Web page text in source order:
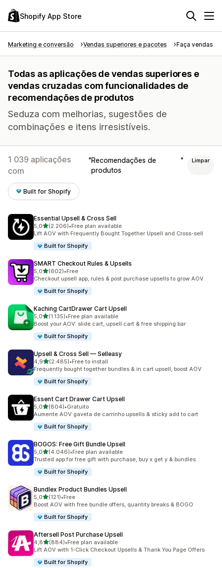
Shopify App Store
Marketing e conversão Vendas superiores e pacotes Faça vendas
Todas as aplicações de vendas superiores e
vendas cruzadas com funcionalidades de
recomendações de produtos
Seduza com melhorias, sugestões de
combinações e itens irresistíveis.
1 039 aplicações
com
Recomendações de
produtos
Limpar
Built for Shopify
Essential Upsell & Cross Sell
5,0de 5 estrelas
(2.206)
2206 total de avaliações
•Free plan available
Lift AOV with Frequently Bought Together Upsell and Cross-sell
Built for Shopify
SMART Checkout Rules & Upsells
5,0de 5 estrelas
(602)
602 total de avaliações
•Free
Checkout upsell app, rules & post purchase upsells to grow AOV
Built for Shopify
Kaching CartDrawer Cart Upsell
5,0de 5 estrelas
(1.135)
1135 total de avaliações
•Free plan available
Boost your AOV: slide cart, upsell cart & free shipping bar
Built for Shopify
Upsell & Cross Sell — Selleasy
4,9de 5 estrelas
(2.485)
2485 total de avaliações
•Free to install
Frequently bought together bundles & in cart upsell, boost AOV
Built for Shopify
Essent Cart Drawer Cart Upsell
5,0de 5 estrelas
(804)
804 total de avaliações
•Gratuito
Aumente AOV gaveta de carrinho upsells & sticky add to cart
Built for Shopify
BOGOS: Free Gift Bundle Upsell
5,0de 5 estrelas
(4.046)
4046 total de avaliações
•Free plan available
Trusted app for free gift with purchase, buy x get y & bundles
Built for Shopify
Bundlex Product Bundles Upsell
5,0de 5 estrelas
(121)
121 total de avaliações
•Free
Boost AOV with free bundle offers, quantity breaks & BOGO
Built for Shopify
Aftersell Post Purchase Upsell
4,8de 5 estrelas
(884)
884 total de avaliações
•Free plan available
Lift AOV with 1-Click Checkout Upsells & Thank You Page Offers
Built for Shopify